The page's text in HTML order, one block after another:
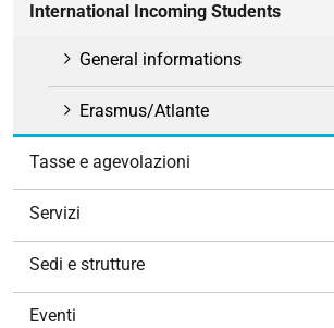
International Incoming Students
General informations
Erasmus/Atlante
Tasse e agevolazioni
Servizi
Sedi e strutture
Eventi